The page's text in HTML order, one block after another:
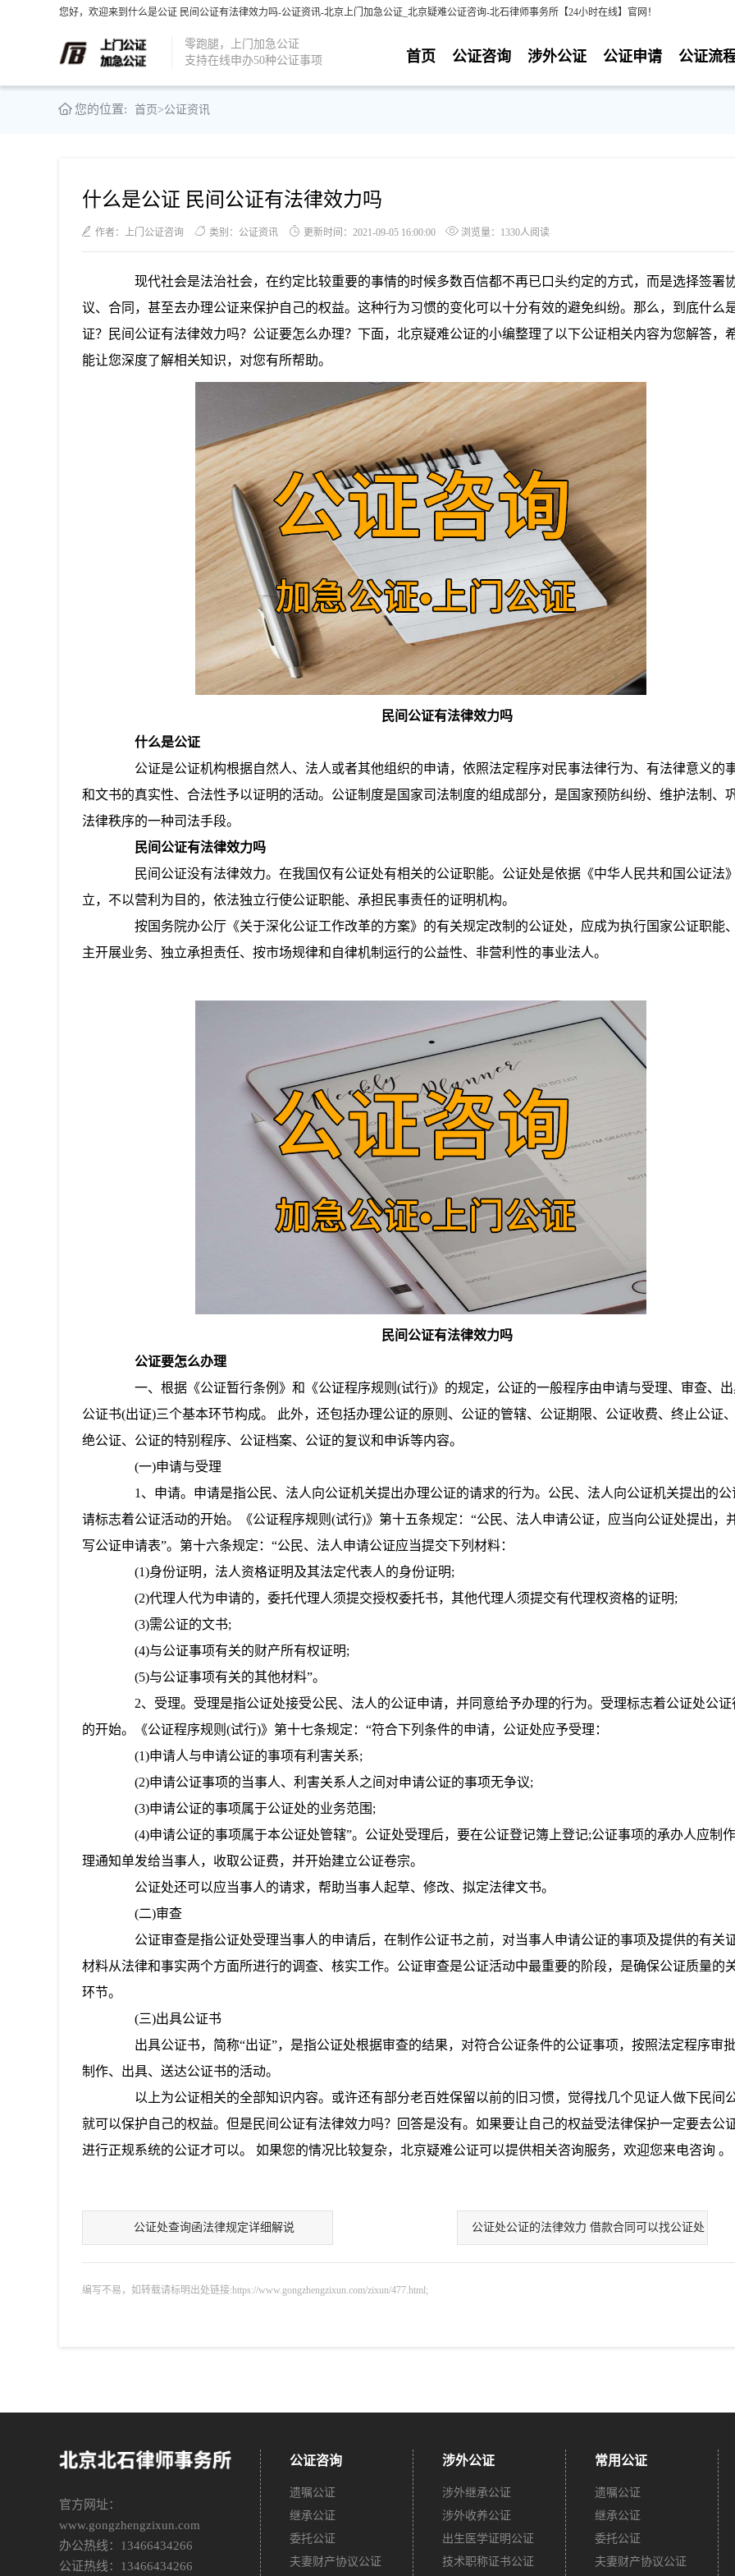
您好，欢迎来到什么是公证 民间公证有法律效力吗-公证资讯-北京上门加急公证_北京疑难公证咨询-北石律师事务所【24小时在线】官网！
零跑腿，上门加急公证
支持在线申办50种公证事项
公证流
公证申请
涉外公证
公证咨询
首页
您的位置: 首页>公证资讯
什么是公证 民间公证有法律效力吗
作者：上门公证咨询 类别：公证资讯 更新时间：2021-09-05 16:00:00 浏览量：1330人阅读
现代社会是法治社会，在约定比较重要的事情的时候多数百信都不再已口头约定的方式，而是选择签署
议、合同，甚至去办理公证来保护自己的权益。这种行为习惯的变化可以十分有效的避免纠纷。那么，到底什么
证？民间公证有法律效力吗？公证要怎么办理？下面，北京疑难公证的小编整理了以下公证相关内容为您解答，
能让您深度了解相关知识，对您有所帮助。
民间公证有法律效力吗
什么是公证
公证是公证机构根据自然人、法人或者其他组织的申请，依照法定程序对民事法律行为、有法律意义的
和文书的真实性、合法性予以证明的活动。公证制度是国家司法制度的组成部分，是国家预防纠纷、维护法制、
法律秩序的一种司法手段。
民间公证有法律效力吗
民间公证没有法律效力。在我国仅有公证处有相关的公证职能。公证处是依据《中华人民共和国公证法
立，不以营利为目的，依法独立行使公证职能、承担民事责任的证明机构。
按国务院办公厅《关于深化公证工作改革的方案》的有关规定改制的公证处，应成为执行国家公证职能
主开展业务、独立承担责任、按市场规律和自律机制运行的公益性、非营利性的事业法人。
民间公证有法律效力吗
公证要怎么办理
一、根据《公证暂行条例》和《公证程序规则(试行)》的规定，公证的一般程序由申请与受理、审查、
公证书(出证)三个基本环节构成。 此外，还包括办理公证的原则、公证的管辖、公证期限、公证收费、终止公证
绝公证、公证的特别程序、公证档案、公证的复议和申诉等内容。
(一)申请与受理
1、申请。申请是指公民、法人向公证机关提出办理公证的请求的行为。公民、法人向公证机关提出的公
请标志着公证活动的开始。《公证程序规则(试行)》第十五条规定：“公民、法人申请公证，应当向公证处提出，
写公证申请表”。第十六条规定：“公民、法人申请公证应当提交下列材料：
(1)身份证明，法人资格证明及其法定代表人的身份证明;
(2)代理人代为申请的，委托代理人须提交授权委托书，其他代理人须提交有代理权资格的证明;
(3)需公证的文书;
(4)与公证事项有关的财产所有权证明;
(5)与公证事项有关的其他材料”。
2、受理。受理是指公证处接受公民、法人的公证申请，并同意给予办理的行为。受理标志着公证处公证
的开始。《公证程序规则(试行)》第十七条规定：“符合下列条件的申请，公证处应予受理：
(1)申请人与申请公证的事项有利害关系;
(2)申请公证事项的当事人、利害关系人之间对申请公证的事项无争议;
(3)申请公证的事项属于公证处的业务范围;
(4)申请公证的事项属于本公证处管辖”。公证处受理后，要在公证登记簿上登记;公证事项的承办人应制
理通知单发给当事人，收取公证费，并开始建立公证卷宗。
公证处还可以应当事人的请求，帮助当事人起草、修改、拟定法律文书。
(二)审查
公证审查是指公证处受理当事人的申请后，在制作公证书之前，对当事人申请公证的事项及提供的有关
材料从法律和事实两个方面所进行的调查、核实工作。公证审查是公证活动中最重要的阶段，是确保公证质量的
环节。
(三)出具公证书
出具公证书，简称“出证”，是指公证处根据审查的结果，对符合公证条件的公证事项，按照法定程序审批
制作、出具、送达公证书的活动。
以上为公证相关的全部知识内容。或许还有部分老百姓保留以前的旧习惯，觉得找几个见证人做下民间
就可以保护自己的权益。但是民间公证有法律效力吗？回答是没有。如果要让自己的权益受法律保护一定要去公
进行正规系统的公证才可以。 如果您的情况比较复杂，北京疑难公证可以提供相关咨询服务，欢迎您来电咨询 。
公证处查询函法律规定详细解说 公证处公证的法律效力 借款合同可以找公证处
编写不易，如转载请标明出处链接:https://www.gongzhengzixun.com/zixun/477.html;
官方网址：
www.gongzhengzixun.com
办公热线：13466434266
公证热线：13466434266
公证咨询
遗嘱公证
继承公证
委托公证
夫妻财产协议公证
涉外公证
涉外继承公证
涉外收养公证
出生医学证明公证
技术职称证书公证
常用公证
遗嘱公证
继承公证
委托公证
夫妻财产协议公证